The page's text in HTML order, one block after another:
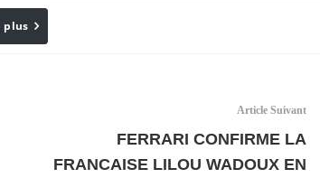
Email
plus
Article Suivant
FERRARI CONFIRME LA
FRANCAISE LILOU WADOUX EN